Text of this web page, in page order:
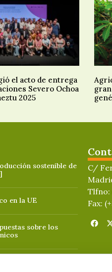
el acto de entrega
Severo Ochoa
2025
sostenible de
en la UE
sobre los
C/
Tlfno:
Fax: